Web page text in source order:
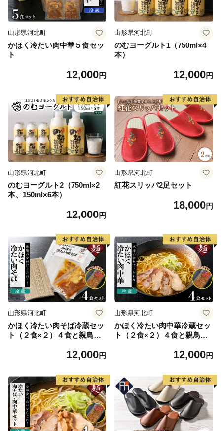
山形県河北町
かほく冷たい肉中華５食セッ
ト
12,000円
山形県河北町
のむヨーグルト1（750ml×4
本）
12,000円
山形県河北町
のむヨーグルト2（750ml×2
本、150ml×6本）
12,000円
山形県河北町
紅花スリッパ2足セット
18,000円
山形県河北町
かほく冷たい肉そば冷蔵セッ
ト（２食×２）４食と親鳥チ
12,000円
山形県河北町
かほく冷たい肉中華冷蔵セッ
ト（２食×２）４食と親鳥チ
12,000円